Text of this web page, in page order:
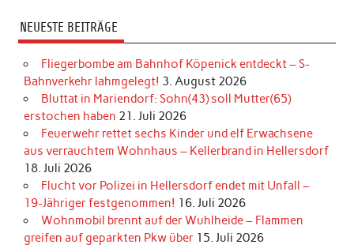
NEUESTE BEITRÄGE
Fliegerbombe am Bahnhof Köpenick entdeckt – S-
Bahnverkehr lahmgelegt! 3. August 2026
Bluttat in Mariendorf: Sohn(43) soll Mutter(65)
erstochen haben 21. Juli 2026
Feuerwehr rettet sechs Kinder und elf Erwachsene
aus verrauchtem Wohnhaus – Kellerbrand in Hellersdorf
18. Juli 2026
Flucht vor Polizei in Hellersdorf endet mit Unfall –
19-Jähriger festgenommen! 16. Juli 2026
Wohnmobil brennt auf der Wuhlheide – Flammen
greifen auf geparkten Pkw über 15. Juli 2026